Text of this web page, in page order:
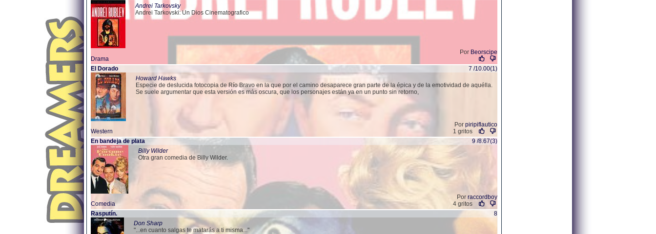
Andrei Tarkovsky
Andrei Tarkovski: Un Dios Cinematografico
Por Beorscipe
Drama
El Dorado
7 /10.00(1)
Howard Hawks
Especie de deslucida fotocopia de Río Bravo en la que por el camino desaparece gran parte de la épica y de la emotividad de aquélla.
Se suele argumentar que esta versión es más oscura, que los personajes están ya en un punto sin retorno,
Por piripiflautico
Western
1 gritos
En bandeja de plata
9 /8.67(3)
Billy Wilder
Otra gran comedia de Billy Wilder.
Por raccordboy
Comedia
4 gritos
Rasputín.
8
Don Sharp
"...en cuanto salgas te matarás a ti misma..."